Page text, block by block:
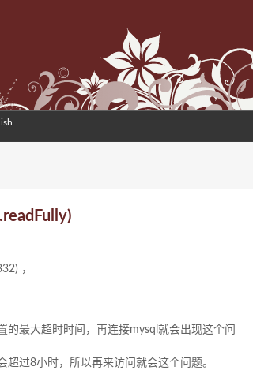
，
最大超时时间，再连接mysql就会出现这个问
过8小时，所以再来访问就会这个问题。